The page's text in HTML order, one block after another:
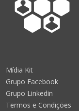
Mídia Kit
Grupo Facebook
Grupo Linkedin
Termos e Condições